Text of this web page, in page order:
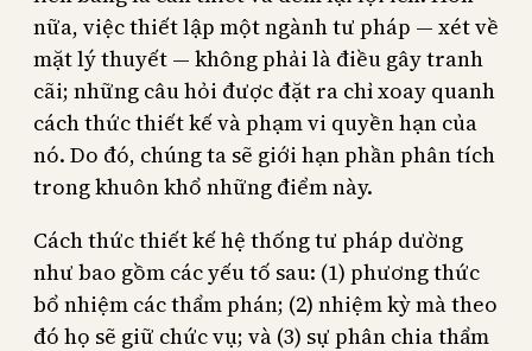
nữa, việc thiết lập một ngành tư pháp — xét về
mặt lý thuyết — không phải là điều gây tranh
cãi; những câu hỏi được đặt ra chỉ xoay quanh
cách thức thiết kế và phạm vi quyền hạn của
nó. Do đó, chúng ta sẽ giới hạn phần phân tích
trong khuôn khổ những điểm này.
Cách thức thiết kế hệ thống tư pháp dường
như bao gồm các yếu tố sau: (1) phương thức
bổ nhiệm các thẩm phán; (2) nhiệm kỳ mà theo
đó họ sẽ giữ chức vụ; và (3) sự phân chia thẩm